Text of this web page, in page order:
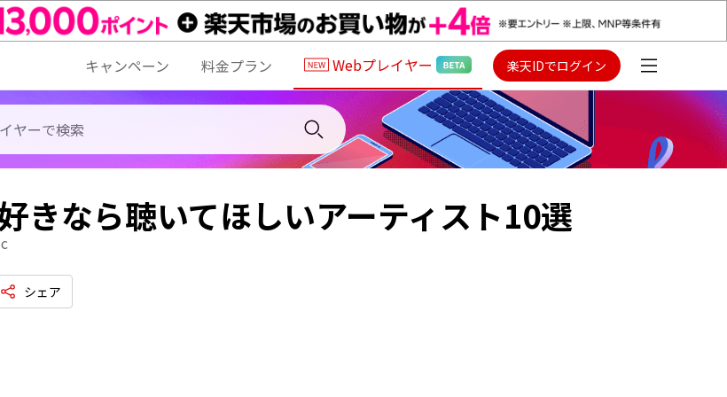
キャンペーン 料金プラン Webプレイヤー 楽天IDでログイン
きなら聴いてほしいアーティスト10選
シェア